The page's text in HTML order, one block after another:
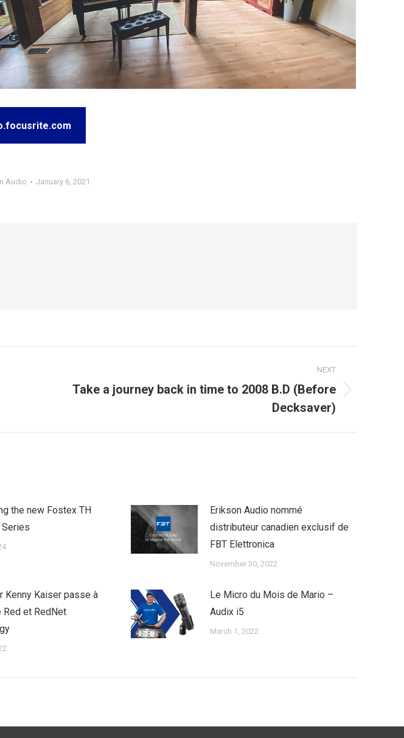
Audio January 6, 2021
NEXT
Take a journey back in time to 2008 B.D (Before
Decksaver)
the new Fostex TH
Series
Erikson Audio nommé
distributeur canadien exclusif de
FBT Elettronica
November 30, 2022
Kenny Kaiser passe à
Red et RedNet
Le Micro du Mois de Mario –
Audix i5
March 1, 2022